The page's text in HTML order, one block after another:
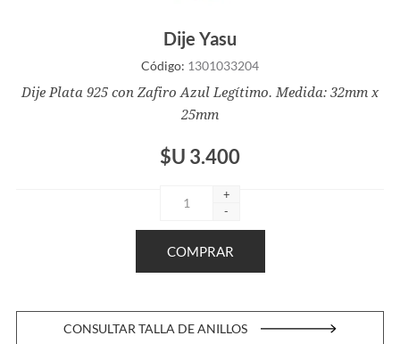
Dije Yasu
Código: 1301033204
Dije Plata 925 con Zafiro Azul Legítimo. Medida: 32mm x
25mm
$U 3.400
+
-
CONSULTAR TALLA DE ANILLOS